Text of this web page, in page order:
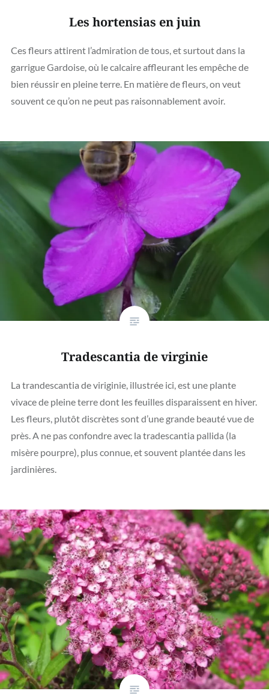
Les hortensias en juin
Ces fleurs attirent l’admiration de tous, et surtout dans la
garrigue Gardoise, où le calcaire affleurant les empêche de
bien réussir en pleine terre. En matière de fleurs, on veut
souvent ce qu’on ne peut pas raisonnablement avoir.
Tradescantia de virginie
La trandescantia de viriginie, illustrée ici, est une plante
vivace de pleine terre dont les feuilles disparaissent en hiver.
Les fleurs, plutôt discrètes sont d’une grande beauté vue de
près. A ne pas confondre avec la tradescantia pallida (la
misère pourpre), plus connue, et souvent plantée dans les
jardinières.